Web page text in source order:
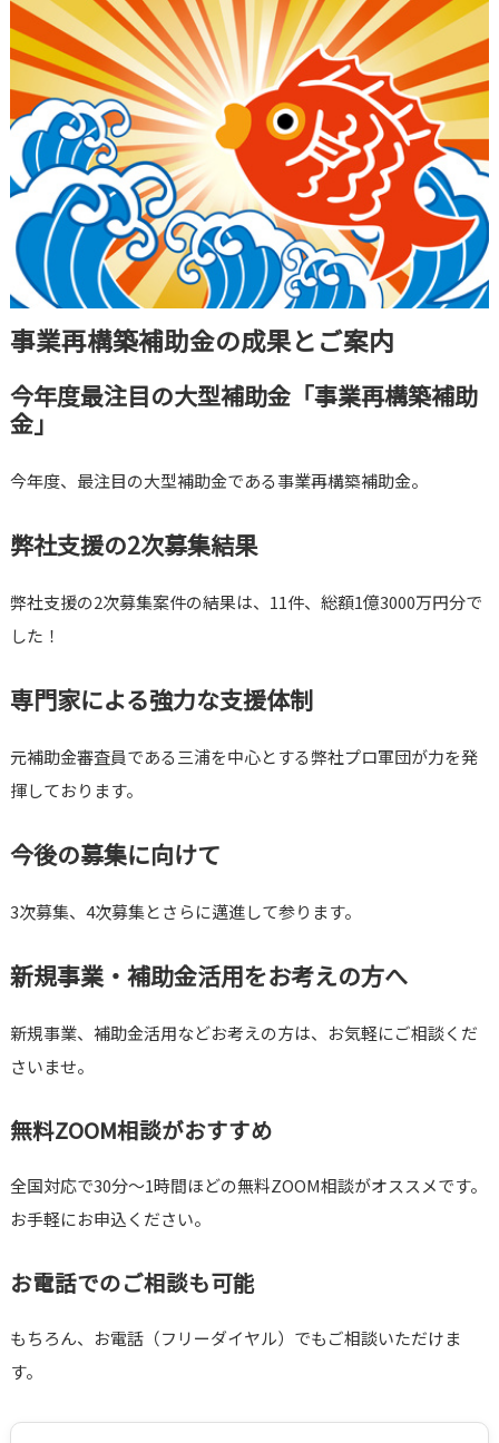
事業再構築補助金の成果とご案内
今年度最注目の大型補助金「事業再構築補助
金」
今年度、最注目の大型補助金である事業再構築補助金。
弊社支援の2次募集結果
弊社支援の2次募集案件の結果は、11件、総額1億3000万円分で
した！
専門家による強力な支援体制
元補助金審査員である三浦を中心とする弊社プロ軍団が力を発
揮しております。
今後の募集に向けて
3次募集、4次募集とさらに邁進して参ります。
新規事業・補助金活用をお考えの方へ
新規事業、補助金活用などお考えの方は、お気軽にご相談くだ
さいませ。
無料ZOOM相談がおすすめ
全国対応で30分～1時間ほどの無料ZOOM相談がオススメです。
お手軽にお申込ください。
お電話でのご相談も可能
もちろん、お電話（フリーダイヤル）でもご相談いただけま
す。